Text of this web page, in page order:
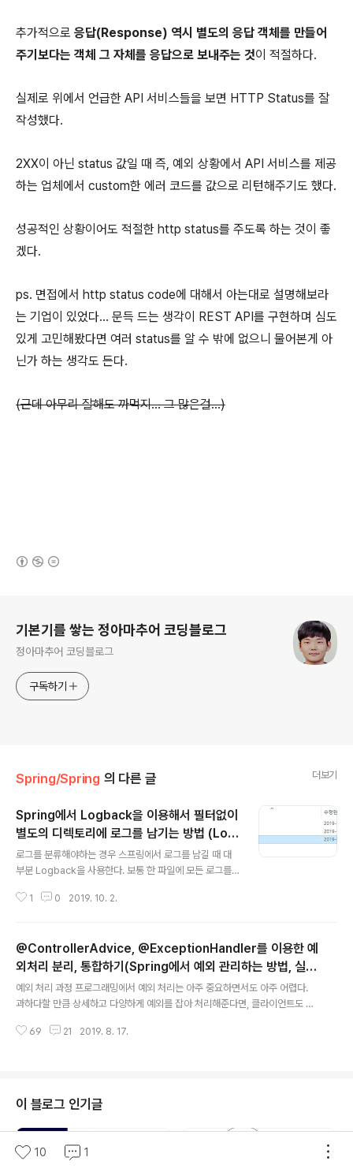
추가적으로 응답(Response) 역시 별도의 응답 객체를 만들어
주기보다는 객체 그 자체를 응답으로 보내주는 것이 적절하다.
실제로 위에서 언급한 API 서비스들을 보면 HTTP Status를 잘
작성했다.
2XX이 아닌 status 값일 때 즉, 예외 상황에서 API 서비스를 제공
하는 업체에서 custom한 에러 코드를 값으로 리턴해주기도 했다.
성공적인 상황이어도 적절한 http status를 주도록 하는 것이 좋
겠다.
ps. 면접에서 http status code에 대해서 아는대로 설명해보라
는 기업이 있었다... 문득 드는 생각이 REST API를 구현하며 심도
있게 고민해봤다면 여러 status를 알 수 밖에 없으니 물어본게 아
닌가 하는 생각도 든다.
(근데 아무리 잘해도 까먹지... 그 많은걸...)
기본기를 쌓는 정아마추어 코딩블로그
정아마추어 코딩블로그
구독하기
Spring/Spring 의 다른 글 더보기
Spring에서 Logback을 이용해서 필터없이
별도의 디렉토리에 로그를 남기는 방법 (Log
back MDC 사용법, 동적 로그 남기기)
로그를 분류해야하는 경우 스프링에서 로그를 남길 때 대
부분 Logback을 사용한다. 보통 한 파일에 모든 로그를
준(로그 레벨등...)에 의해 로그를 여러 파일 혹은 여러 디렉
로그 경로를 등록해놓고 logger의 패키지를 나눠서 지정
하는 것이 일반적인 방법일 것이다. 그러나 위의 방법은 어
느정도 패키지 분류가 되어있는 상태여야하고 분류할 기준
의 개수가 제한적이어야 한다. 어느정도는 Logback의 fil
같은 패키지, 같은 클래스의 로그에 대해서는 분류하기 어
1 0 2019. 10. 2.
@ControllerAdvice, @ExceptionHandler를 이용한 예
외처리 분리, 통합하기(Spring에서 예외 관리하는 방법, 실무
에서는 어떻게?)
예외 처리 과정 프로그래밍에서 예외 처리는 아주 중요하면서도 아주 어렵다.
과하다할 만큼 상세하고 다양하게 예외를 잡아 처리해준다면, 클라이언트도 그
하는 경우와 방법은 다양하다. 메서드 내에서 예외 상황을 예측해서 처리하는 tr
리 기타 여러 예외 처리들을 적용하다보면 코드가 엄청나게 복잡해진다. if문으
로 잡든 try-catch로 잡든 상위 메서드로 예외처리를 위임하든 코드..
69 21 2019. 8. 17.
이 블로그 인기글
10 1